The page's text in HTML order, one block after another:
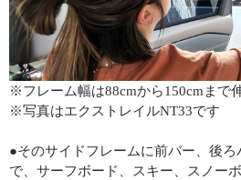
※フレーム幅は88cmから150cmまで
※写真はエクストレイルNT33です
●そのサイドフレームに前バー、後ろ
で、サーフボード、スキー、スノー